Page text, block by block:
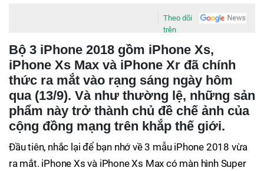
Theo dõi
trên
Bộ 3 iPhone 2018 gồm iPhone Xs,
iPhone Xs Max và iPhone Xr đã chính
thức ra mắt vào rạng sáng ngày hôm
qua (13/9). Và như thường lệ, những sản
phẩm này trở thành chủ đề chế ảnh của
cộng đồng mạng trên khắp thế giới.
Đầu tiên, nhắc lại để bạn nhớ về 3 mẫu iPhone 2018 vừa
ra mắt. iPhone Xs và iPhone Xs Max có màn hình Super